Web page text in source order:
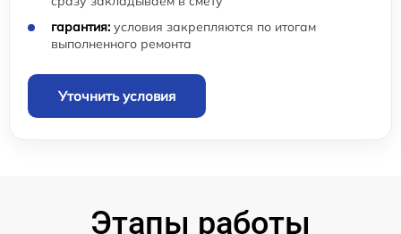
гарантия: условия закрепляются по итогам
выполненного ремонта
Уточнить условия
Этапы работы